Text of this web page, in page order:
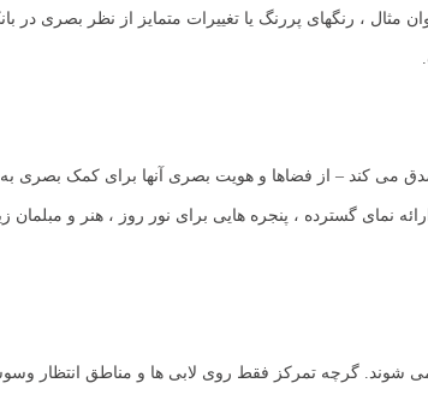
، رنگهای پررنگ یا تغییرات متمایز از نظر بصری در
می کند – از فضاها و هویت بصری آنها برای کمک بصری به
نمای گسترده ، پنجره هایی برای نور روز ، هنر و
شوند. گرچه تمرکز فقط روی لابی ها و مناطق انتظار